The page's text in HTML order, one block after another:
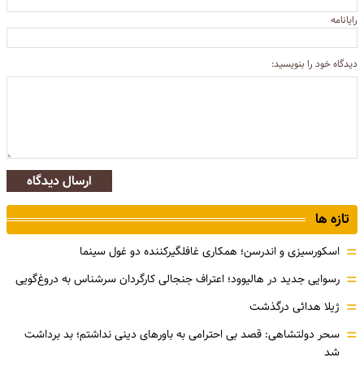
رایانامه
دیدگاه خود را بنویسید:
ارسال دیدگاه
تازه ها
= اسکورسیزی و اندرسن؛ همکاری غافلگیرکننده دو غول سینما
= رسوایی جدید در هالیوود؛ اعتراف جنجالی کارگردان سرشناس به دروغ‌گویی
= ژیلا هدائی درگذشت
= سحر دولتشاهی: قصد بی احترامی به باورهای دینی نداشتم؛ بد برداشت
شد